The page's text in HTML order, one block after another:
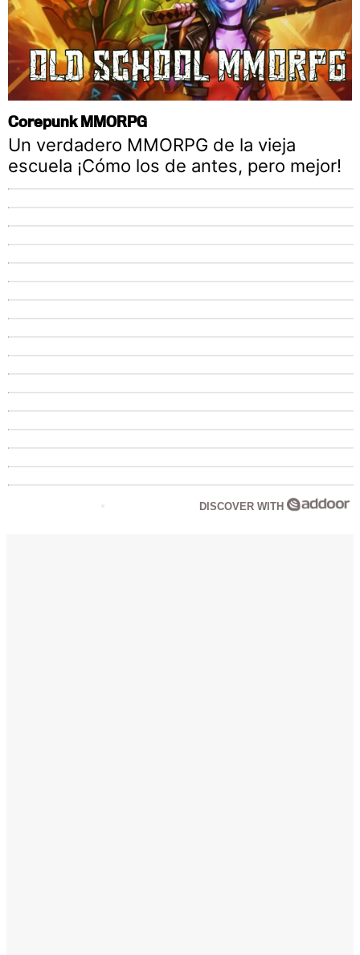
Corepunk MMORPG
Un verdadero MMORPG de la vieja
escuela ¡Cómo los de antes, pero mejor!
DISCOVER WITH